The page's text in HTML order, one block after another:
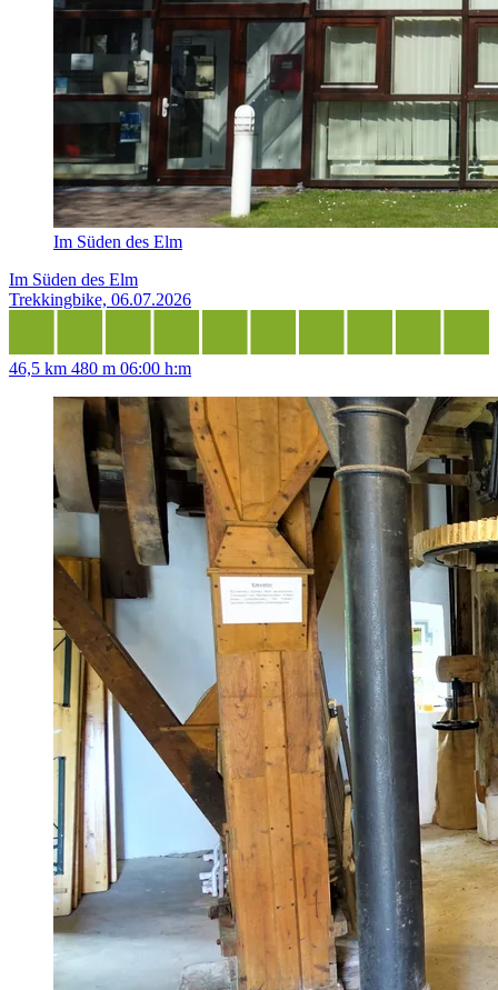
Im Süden des Elm
Im Süden des Elm
Trekkingbike, 06.07.2026
46,5 km 480 m 06:00 h:m